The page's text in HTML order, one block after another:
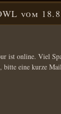
vom
ist online. Viel
bitte eine kurze